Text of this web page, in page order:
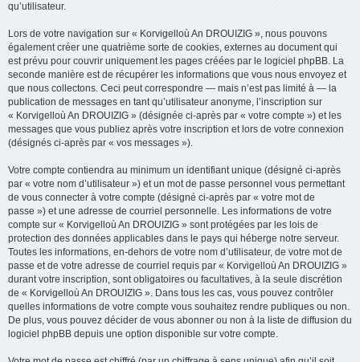
qu’utilisateur.
Lors de votre navigation sur « Korvigelloù An DROUIZIG », nous pouvons
également créer une quatrième sorte de cookies, externes au document qui
est prévu pour couvrir uniquement les pages créées par le logiciel phpBB. La
seconde manière est de récupérer les informations que vous nous envoyez et
que nous collectons. Ceci peut correspondre — mais n’est pas limité à — la
publication de messages en tant qu’utilisateur anonyme, l’inscription sur
« Korvigelloù An DROUIZIG » (désignée ci-après par « votre compte ») et les
messages que vous publiez après votre inscription et lors de votre connexion
(désignés ci-après par « vos messages »).
Votre compte contiendra au minimum un identifiant unique (désigné ci-après
par « votre nom d’utilisateur ») et un mot de passe personnel vous permettant
de vous connecter à votre compte (désigné ci-après par « votre mot de
passe ») et une adresse de courriel personnelle. Les informations de votre
compte sur « Korvigelloù An DROUIZIG » sont protégées par les lois de
protection des données applicables dans le pays qui héberge notre serveur.
Toutes les informations, en-dehors de votre nom d’utilisateur, de votre mot de
passe et de votre adresse de courriel requis par « Korvigelloù An DROUIZIG »
durant votre inscription, sont obligatoires ou facultatives, à la seule discrétion
de « Korvigelloù An DROUIZIG ». Dans tous les cas, vous pouvez contrôler
quelles informations de votre compte vous souhaitez rendre publiques ou non.
De plus, vous pouvez décider de vous abonner ou non à la liste de diffusion du
logiciel phpBB depuis une option disponible sur votre compte.